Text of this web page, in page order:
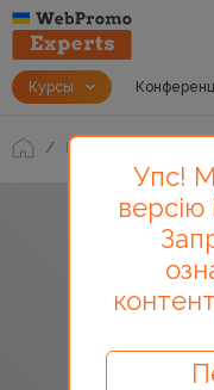
Курсы
Блог Как
Упс!
версію